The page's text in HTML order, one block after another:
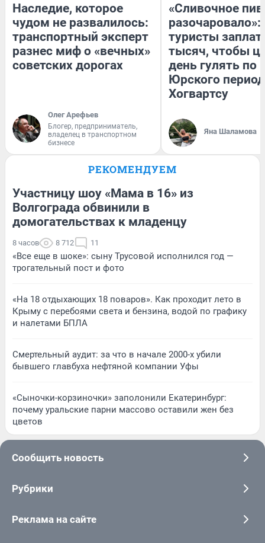
Наследие, которое
чудом не развалилось:
транспортный эксперт
разнес миф о «вечных»
советских дорогах
Олег Арефьев
Блогер, предприниматель,
владелец в транспортном
бизнесе
«Сливочное
разочаровало»:
туристы
тысяч, чтобы
день гулять по
Юрского
Хогвартсу
Яна Шаламова
РЕКОМЕНДУЕМ
Участницу шоу «Мама в 16» из
Волгограда обвинили в
домогательствах к младенцу
8 часов 8 712 11
«Все еще в шоке»: сыну Трусовой исполнился год —
трогательный пост и фото
«На 18 отдыхающих 18 поваров». Как проходит лето в
Крыму с перебоями света и бензина, водой по графику
и налетами БПЛА
Смертельный аудит: за что в начале 2000-х убили
бывшего главбуха нефтяной компании Уфы
«Сыночки-корзиночки» заполонили Екатеринбург:
почему уральские парни массово оставили жен без
цветов
Сообщить новость
Рубрики
Реклама на сайте